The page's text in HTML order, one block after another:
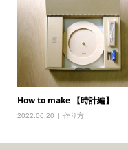
How to make 【時計編】
2022.06.20 作り方